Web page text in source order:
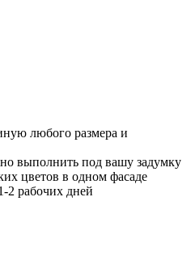
любого размера и
выполнить под вашу задумку
цветов в одном фасаде
2 рабочих дней